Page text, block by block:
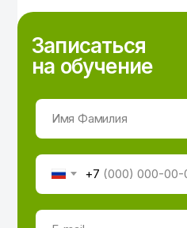
Имя Фамилия
+7
Записаться
на обучение